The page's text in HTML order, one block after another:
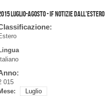
LUGLIO-AGOSTO - IF NOTIZIE DALL'ESTERO
015
Luglio